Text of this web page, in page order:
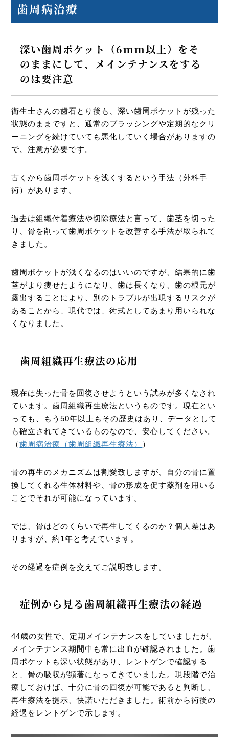
歯周病治療
深い歯周ポケット（6mm以上）をそ
のままにして、メインテナンスをする
のは要注意
衛生士さんの歯石とり後も、深い歯周ポケットが残った
状態のままですと、通常のブラッシングや定期的なクリ
ーニングを続けていても悪化していく場合がありますの
で、注意が必要です。
古くから歯周ポケットを浅くするという手法（外科手
術）があります。
過去は組織付着療法や切除療法と言って、歯茎を切った
り、骨を削って歯周ポケットを改善する手法が取られて
きました。
歯周ポケットが浅くなるのはいいのですが、結果的に歯
茎がより痩せたようになり、歯は長くなり、歯の根元が
露出することにより、別のトラブルが出現するリスクが
あることから、現代では、術式としてあまり用いられな
くなりました。
歯周組織再生療法の応用
現在は失った骨を回復させようという試みが多くなされ
ています。歯周組織再生療法というものです。現在とい
っても、もう50年以上もその歴史はあり、データとして
も確立されてきているものなので、安心してください。
（歯周病治療（歯周組織再生療法） ）
骨の再生のメカニズムは割愛致しますが、自分の骨に置
換してくれる生体材料や、骨の形成を促す薬剤を用いる
ことでそれが可能になっています。
では、骨はどのくらいで再生してくるのか？個人差はあ
りますが、約1年と考えています。
その経過を症例を交えてご説明致します。
症例から見る歯周組織再生療法の経過
44歳の女性で、定期メインテナンスをしていましたが、
メインテナンス期間中も常に出血が確認されました。歯
周ポケットも深い状態があり、レントゲンで確認する
と、骨の吸収が顕著になってきていました。現段階で治
療しておけば、十分に骨の回復が可能であると判断し、
再生療法を提示、快諾いただきました。術前から術後の
経過をレントゲンで示します。